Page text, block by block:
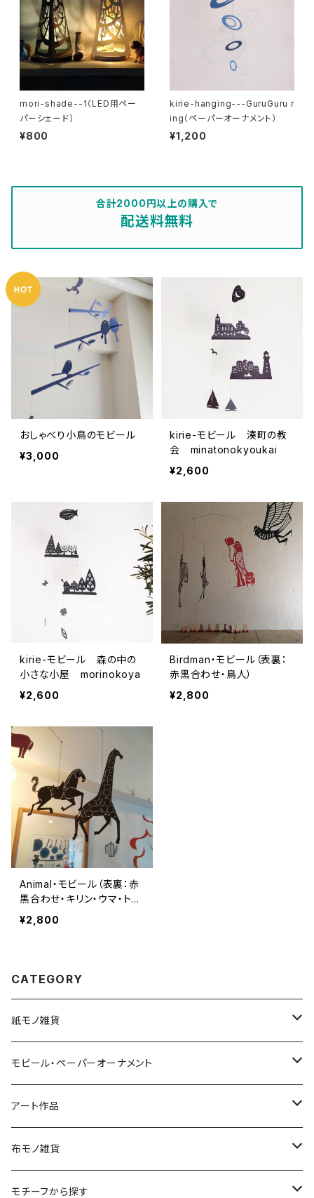
mori-shade--1（LED用ペー
パーシェード）
¥800
kirie-hanging---GuruGuru r
ing（ペーパーオーナメント）
¥1,200
合計2000円以上の購入で
配送料無料
おしゃべり小鳥のモビール
¥3,000
kirie-モビール 湊町の教
会 minatonokyoukai
¥2,600
kirie-モビール 森の中の
小さな小屋 morinokoya
¥2,600
Birdman・モビール（表裏：
赤黒合わせ・鳥人）
¥2,800
Animal・モビール（表裏：赤
黒合わせ・キリン・ウマ・トナ
カイ・ラクダ・ロバ）
¥2,800
CATEGORY
紙モノ雑貨
切り絵グリーティングカード
LED用ペーパーシェード
ポストカード
モビール・ペーパーオーナメント
モビール
ペーパーオーナメント
アート作品
ポスター
kuusou-kitte（空想切手・フレーム付）
布モノ雑貨
ファブリックポスター
モチーフから探す